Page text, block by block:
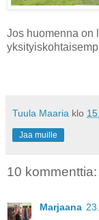
Jos huomenna on
Tuula Maaria klo
Jaa muille
10 kommenttia:
Marjaana